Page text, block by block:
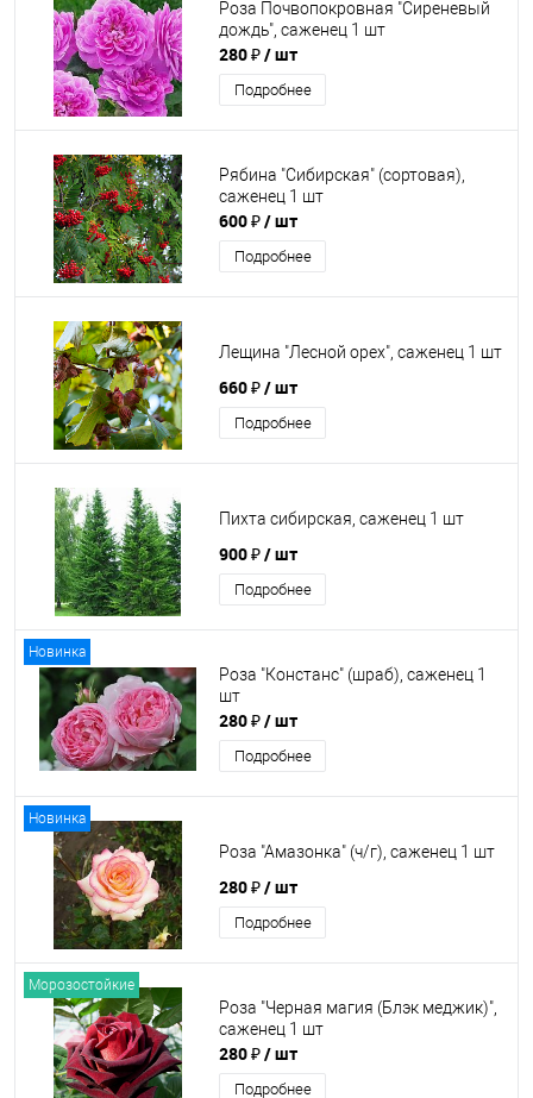
Роза Почвопокровная "Сиреневый
дождь", саженец 1 шт
280 ₽/ шт
Подробнее
Рябина "Сибирская" (сортовая),
саженец 1 шт
600 ₽/ шт
Подробнее
Лещина "Лесной орех", саженец 1 шт
660 ₽/ шт
Подробнее
Пихта сибирская, саженец 1 шт
900 ₽/ шт
Подробнее
Новинка
Роза "Констанс" (шраб), саженец 1
шт
280 ₽/ шт
Подробнее
Новинка
Роза "Амазонка" (ч/г), саженец 1 шт
280 ₽/ шт
Подробнее
Морозостойкие
Роза "Черная магия (Блэк меджик)",
саженец 1 шт
280 ₽/ шт
Подробнее